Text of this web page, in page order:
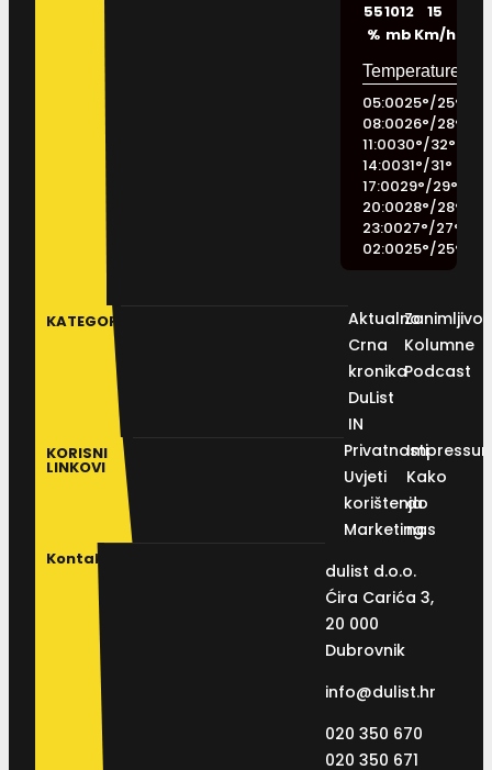
55
%
1012
mb
15
Km/h
05:0025°/25°
08:0026°/28°
11:0030°/32°
14:0031°/31°
17:0029°/29°
20:0028°/28°
23:0027°/27°
02:0025°/25°
KATEGORIJE
Aktualno
Crna
kronika
DuList
IN
Kolumne
Podcast
KORISNI
LINKOVI
Privatnosti
Uvjeti
korištenja
Marketing
Kako
do
nas
Kontakt
dulist d.o.o.
Ćira Carića 3,
20 000
Dubrovnik
info@dulist.hr
020 350 670
020 350 671